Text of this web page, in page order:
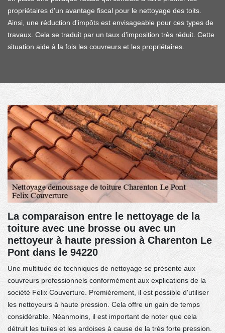
propriétaires d'un avantage fiscal pour le nettoyage des toits.
Ainsi, une réduction d'impôts est envisageable pour ces types de
travaux. Cela se traduit par un taux d'imposition très réduit. Cette
situation aide à la fois les couvreurs et les propriétaires.
La comparaison entre le nettoyage de la
toiture avec une brosse ou avec un
nettoyeur à haute pression à Charenton Le
Pont dans le 94220
Une multitude de techniques de nettoyage se présente aux
couvreurs professionnels conformément aux explications de la
société Felix Couverture. Premièrement, il est possible d'utiliser
les nettoyeurs à haute pression. Cela offre un gain de temps
considérable. Néanmoins, il est important de noter que cela
détruit les tuiles et les ardoises à cause de la très forte pression.